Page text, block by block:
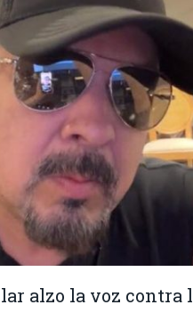
alzo la voz contra